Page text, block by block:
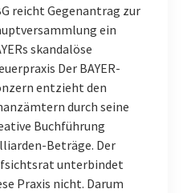
reicht Gegenantrag zur
ein
skandalöse
Der BAYER-
entzieht den
durch seine
Buchführung
Beträge. Der
unterbindet
Praxis nicht. Darum